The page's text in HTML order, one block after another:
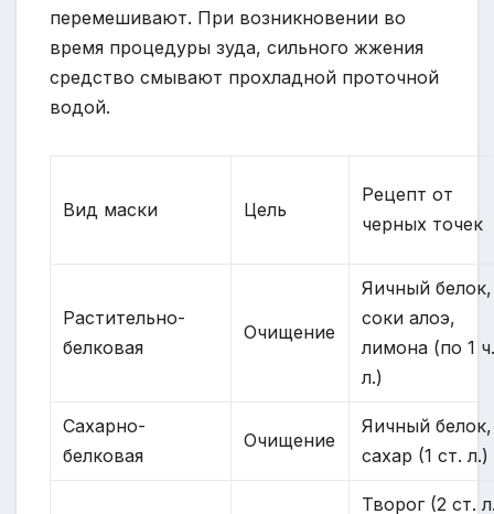
перемешивают. При возникновении во
время процедуры зуда, сильного жжения
средство смывают прохладной проточной
водой.
Вид маски Цель
Рецепт от
черных точек
Растительно-
белковая
Очищение
Яичный белок,
соки алоэ,
лимона (по 1
л.)
Сахарно-
белковая
Очищение
Яичный белок,
сахар (1 ст. л.)
Творог (2 ст.